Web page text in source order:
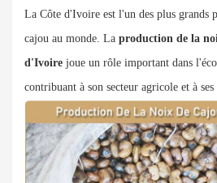
La Côte d'Ivoire est l'un des plus grands
cajou au monde. La production de la
d'Ivoire joue un rôle important dans
contribuant à son secteur agricole et à